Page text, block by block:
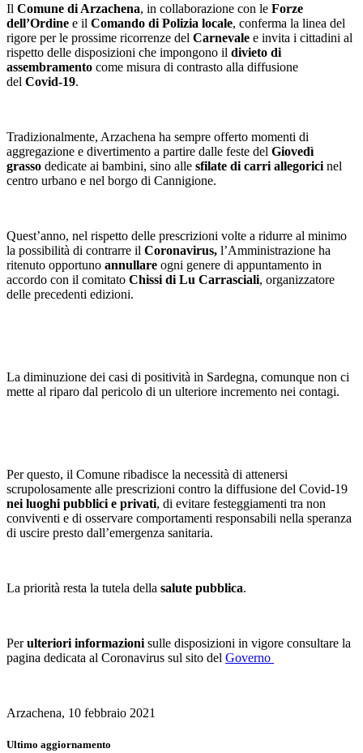
Il Comune di Arzachena, in collaborazione con le Forze
dell’Ordine e il Comando di Polizia locale, conferma la linea del
rigore per le prossime ricorrenze del Carnevale e invita i cittadini al
rispetto delle disposizioni che impongono il divieto di
assembramento come misura di contrasto alla diffusione
del Covid-19.
Tradizionalmente, Arzachena ha sempre offerto momenti di
aggregazione e divertimento a partire dalle feste del Giovedì
grasso dedicate ai bambini, sino alle sfilate di carri allegorici nel
centro urbano e nel borgo di Cannigione.
Quest’anno, nel rispetto delle prescrizioni volte a ridurre al minimo
la possibilità di contrarre il Coronavirus, l’Amministrazione ha
ritenuto opportuno annullare ogni genere di appuntamento in
accordo con il comitato Chissi di Lu Carrasciali, organizzatore
delle precedenti edizioni.
La diminuzione dei casi di positività in Sardegna, comunque non ci
mette al riparo dal pericolo di un ulteriore incremento nei contagi.
Per questo, il Comune ribadisce la necessità di attenersi
scrupolosamente alle prescrizioni contro la diffusione del Covid-19
nei luoghi pubblici e privati, di evitare festeggiamenti tra non
conviventi e di osservare comportamenti responsabili nella speranza
di uscire presto dall’emergenza sanitaria.
La priorità resta la tutela della salute pubblica.
Perulteriori informazioni sulle disposizioni in vigore consultare la
pagina dedicata al Coronavirus sul sito del Governo
Arzachena, 10 febbraio 2021
Ultimo aggiornamento